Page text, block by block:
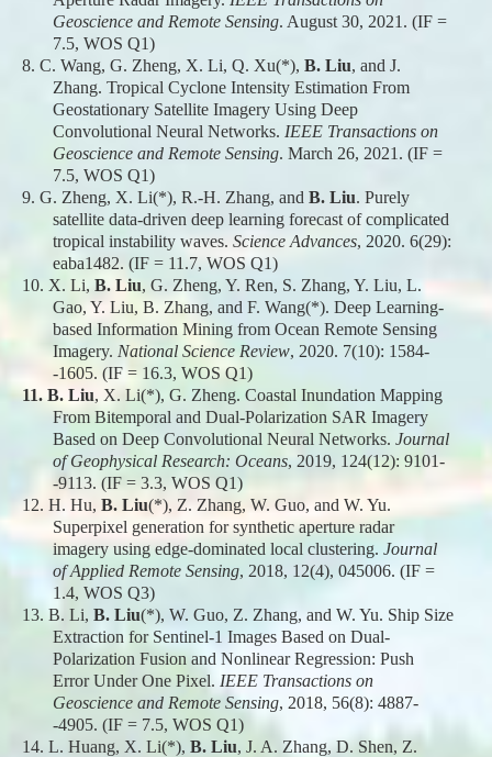
Geoscience and Remote Sensing. August 30, 2021. (IF =
7.5, WOS Q1)
8. C. Wang, G. Zheng, X. Li, Q. Xu(*), B. Liu, and J.
Zhang. Tropical Cyclone Intensity Estimation From
Geostationary Satellite Imagery Using Deep
Convolutional Neural Networks. IEEE Transactions on
Geoscience and Remote Sensing. March 26, 2021. (IF =
7.5, WOS Q1)
9. G. Zheng, X. Li(*), R.-H. Zhang, and B. Liu. Purely
satellite data-driven deep learning forecast of complicated
tropical instability waves. Science Advances, 2020. 6(29):
eaba1482. (IF = 11.7, WOS Q1)
10. X. Li, B. Liu, G. Zheng, Y. Ren, S. Zhang, Y. Liu, L.
Gao, Y. Liu, B. Zhang, and F. Wang(*). Deep Learning-
based Information Mining from Ocean Remote Sensing
Imagery. National Science Review, 2020. 7(10): 1584-
-1605. (IF = 16.3, WOS Q1)
11. B. Liu, X. Li(*), G. Zheng. Coastal Inundation Mapping
From Bitemporal and Dual‐Polarization SAR Imagery
Based on Deep Convolutional Neural Networks. Journal
of Geophysical Research: Oceans, 2019, 124(12): 9101-
-9113. (IF = 3.3, WOS Q1)
12. H. Hu, B. Liu(*), Z. Zhang, W. Guo, and W. Yu.
Superpixel generation for synthetic aperture radar
imagery using edge-dominated local clustering. Journal
of Applied Remote Sensing, 2018, 12(4), 045006. (IF =
1.4, WOS Q3)
13. B. Li, B. Liu(*), W. Guo, Z. Zhang, and W. Yu. Ship Size
Extraction for Sentinel-1 Images Based on Dual-
Polarization Fusion and Nonlinear Regression: Push
Error Under One Pixel. IEEE Transactions on
Geoscience and Remote Sensing, 2018, 56(8): 4887-
-4905. (IF = 7.5, WOS Q1)
14. L. Huang, X. Li(*), B. Liu, J. A. Zhang, D. Shen, Z.